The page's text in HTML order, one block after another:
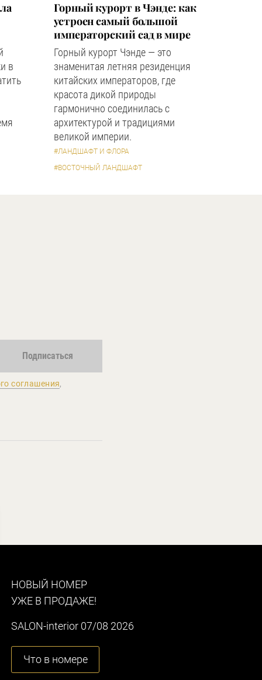
в
Горный курорт в Чэнде: как
устроен самый большой
императорский сад в мире
Горный курорт Чэнде — это
знаменитая летняя резиденция
китайских императоров, где
красота дикой природы
гармонично соединилась с
архитектурой и традициями
великой империи.
#ЛАНДШАФТ И ФЛОРА
#ВОСТОЧНЫЙ ЛАНДШАФТ
Подписаться
соглашения,
НОВЫЙ НОМЕР
УЖЕ В ПРОДАЖЕ!
SALON-interior 07/08 2026
Что в номере